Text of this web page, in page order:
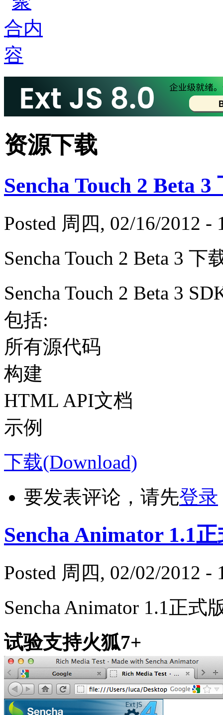
资源下载
Sencha Touch 2 Beta 3
Posted 周四, 02/16/2012 -
Sencha Touch 2 Beta 3 下
Sencha Touch 2 Beta 3
包括:
所有源代码
构建
HTML API文档
示例
下载(Download)
要发表评论，请先登录
Sencha Animator 1.1
Posted 周四, 02/02/2012 -
Sencha Animator 1.1正式
试验支持火狐7+